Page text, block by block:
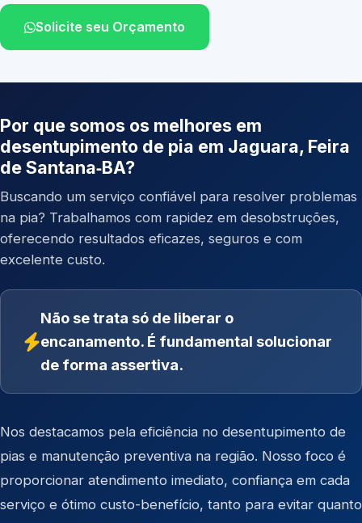
Solicite seu Orçamento
Por que somos os melhores em
desentupimento de pia em Jaguara, Feira
de Santana‑BA?
Buscando um serviço confiável para resolver problemas
na pia? Trabalhamos com rapidez em desobstruções,
oferecendo resultados eficazes, seguros e com
excelente custo.
Não se trata só de liberar o
encanamento. É fundamental solucionar
de forma assertiva.
Nos destacamos pela eficiência no desentupimento de
pias e manutenção preventiva na região. Nosso foco é
proporcionar atendimento imediato, confiança em cada
serviço e ótimo custo-benefício, tanto para evitar quanto